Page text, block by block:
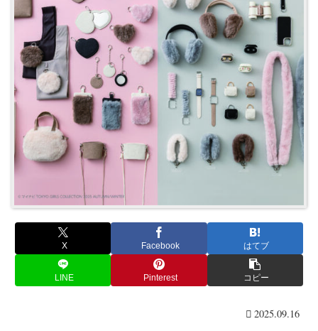
X Facebook はてブ
LINE Pinterest コピー
2025.09.16